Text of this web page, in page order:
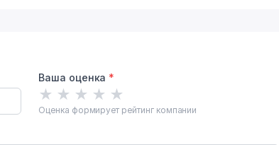
Ваша оценка *
★ ★ ★ ★ ★
Оценка формирует рейтинг компании